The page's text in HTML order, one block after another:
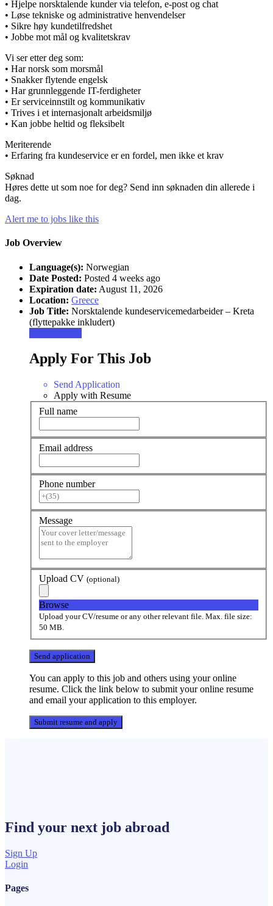
• Hjelpe norsktalende kunder via telefon, e-post og chat
• Løse tekniske og administrative henvendelser
• Sikre høy kundetilfredshet
• Jobbe mot mål og kvalitetskrav
Vi ser etter deg som:
• Har norsk som morsmål
• Snakker flytende engelsk
• Har grunnleggende IT-ferdigheter
• Er serviceinnstilt og kommunikativ
• Trives i et internasjonalt arbeidsmiljø
• Kan jobbe heltid og fleksibelt
Meriterende
• Erfaring fra kundeservice er en fordel, men ikke et krav
Søknad
Høres dette ut som noe for deg? Send inn søknaden din allerede i
dag.
Alert me to jobs like this
Job Overview
Language(s): Norwegian
Date Posted: Posted 4 weeks ago
Expiration date: August 11, 2026
Location: Greece
Job Title: Norsktalende kundeservicemedarbeider – Kreta
(flyttepakke inkludert)
Apply For This Job
Send Application
Apply with Resume
Full name
Email address
Phone number
Message
Upload CV (optional)
Browse
Upload your CV/resume or any other relevant file. Max. file size:
50 MB.
You can apply to this job and others using your online
resume. Click the link below to submit your online resume
and email your application to this employer.
Find your next job abroad
Sign Up
Login
Pages